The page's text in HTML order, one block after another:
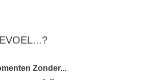
Zonder...